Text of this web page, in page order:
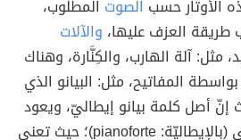
الأوتار حسب الصوت المطلوب،
العزف عليها، والآلات
مثل: آلة الهارب، والكِنَّارة، وهناك
المفاتيح، مثل: البيانو الذي
إنّ أصل كلمة بيانو إيطاليّ، ويعود
إلى لفظة بيانوفورتي (بالإيطاليّة: pianoforte)؛ حيث تعني